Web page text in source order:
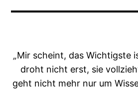
„Mir scheint, das Wichtigste
droht nicht erst, sie
geht nicht mehr nur um